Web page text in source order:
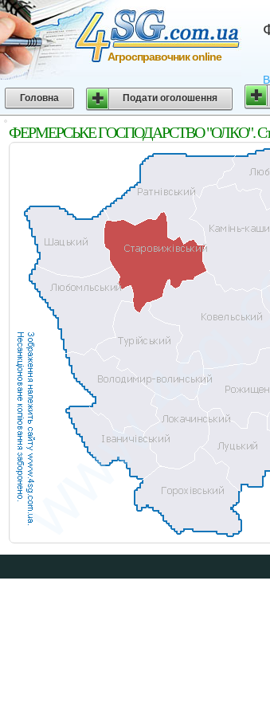
Агросправочник online
Головна Подати оголошення
ФЕРМЕРСЬКЕ ГОСПОДАРСТВО "ОЛКО".